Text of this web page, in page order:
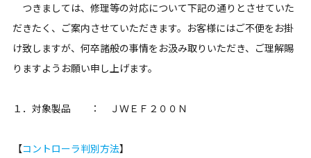
つきましては、修理等の対応について下記の通りとさせていた
だきたく、ご案内させていただきます。お客様にはご不便をお掛
け致しますが、何卒諸般の事情をお汲み取りいただき、ご理解賜
りますようお願い申し上げます。
１．対象製品 ： ＪＷＥＦ２００Ｎ
【コントローラ判別方法】